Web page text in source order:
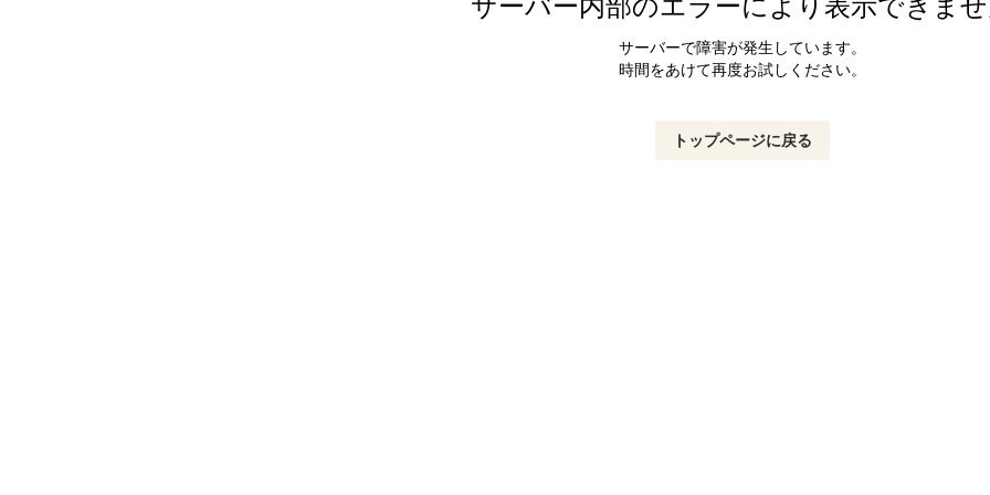
サーバーで障害が発生しています。
時間をあけて再度お試しください。
トップページに戻る